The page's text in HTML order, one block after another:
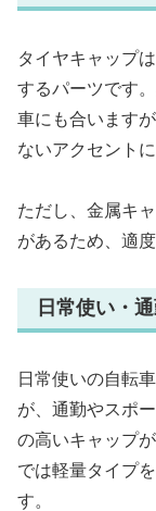
タイヤキャップ
するパーツです
車にも合います
ないアクセントに
ただし、金属キ
があるため、適
日常使い・
日常使いの自転
が、通勤やスポ
の高いキャップ
では軽量タイプ
す。